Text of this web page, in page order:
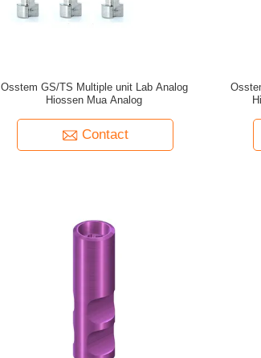
Osstem GS/TS Multiple unit Lab Analog
Hiossen Mua Analog
Contact